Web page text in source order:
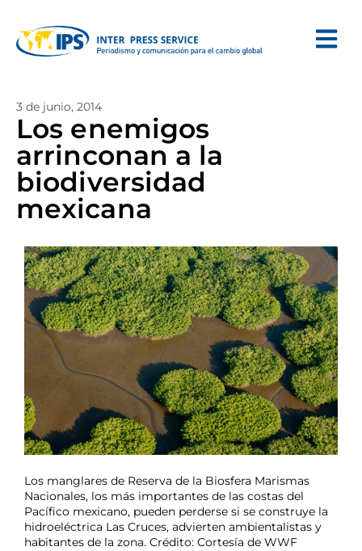
3 de junio, 2014
Los enemigos
arrinconan a la
biodiversidad
mexicana
Los manglares de Reserva de la Biosfera Marismas
Nacionales, los más importantes de las costas del
Pacífico mexicano, pueden perderse si se construye la
hidroeléctrica Las Cruces, advierten ambientalistas y
habitantes de la zona. Crédito: Cortesía de WWF